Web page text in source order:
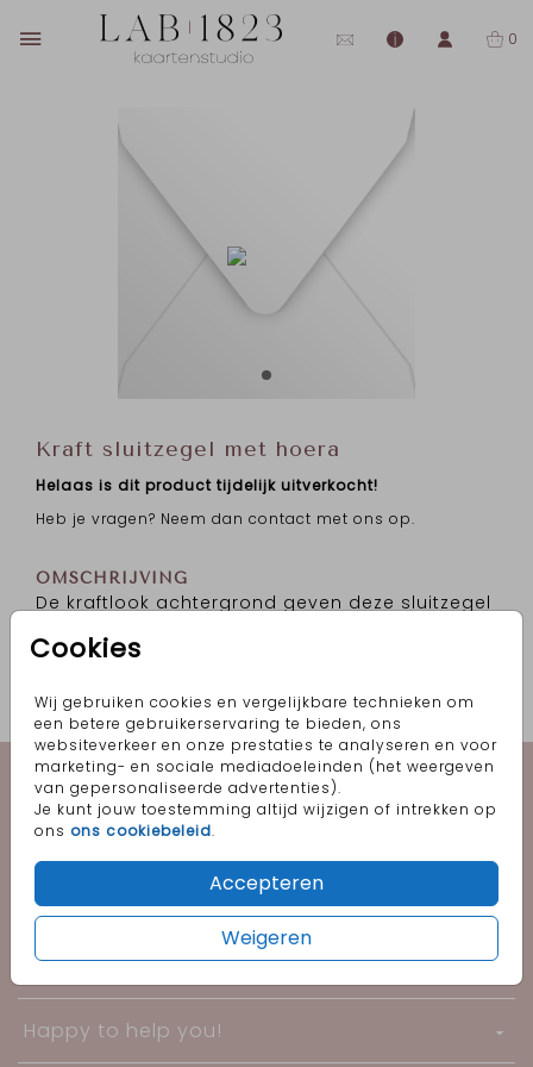
0
Cookies
Wij gebruiken cookies en vergelijkbare technieken om
een betere gebruikerservaring te bieden, ons
websiteverkeer en onze prestaties te analyseren en voor
marketing- en sociale mediadoeleinden (het weergeven
van gepersonaliseerde advertenties).
Je kunt jouw toestemming altijd wijzigen of intrekken op
ons ons cookiebeleid.
Accepteren
Weigeren
Kraft sluitzegel met hoera
Helaas is dit product tijdelijk uitverkocht!
Heb je vragen? Neem dan contact met ons op.
OMSCHRIJVING
De kraftlook achtergrond geven deze sluitzegel
hoera geeft dit design een feestelijk tintje. Mooi
Prijs:€ 6,50 per 25 zegels
Geboorte
Trouwen
Informatie
Follow me!
Happy to help you!